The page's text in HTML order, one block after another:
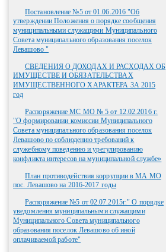
Постановление №5 от 01.06.2016 "Об
утверждении Положения о порядке сообщения
муниципальными служащими Муниципального
Совета муниципального образования поселок
Левашово "
СВЕДЕНИЯ О ДОХОДАХ И РАСХОДАХ ОБ
ИМУЩЕСТВЕ И ОБЯЗАТЕЛЬСТВАХ
ИМУЩЕСТВЕННОГО ХАРАКТЕРА ЗА 2015
год
Распоряжение МС МО № 5 от 12.02.2016 г.
"О формировании комиссии Муниципального
Совета муниципального образования поселок
Левашово по соблюдению требований к
служебному поведению и урегулированию
конфликта интересов на муниципальной службе»
План противодействия коррупции в МА МО
пос. Левашово на 2016-2017 годы
Распоряжение №5 от 02.07.2015г." О порядке
уведомления муниципальными служащими
Муниципального Совета муниципального
образования поселок Левашово об иной
оплачиваемой работе"